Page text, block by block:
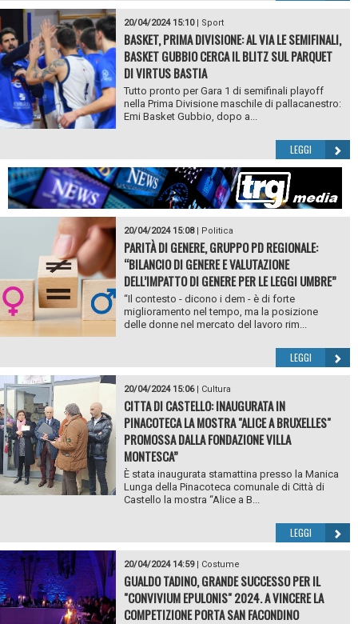
20/04/2024 15:10| Sport
BASKET, PRIMA DIVISIONE: AL VIA LE SEMIFINALI,
BASKET GUBBIO CERCA IL BLITZ SUL PARQUET
DI VIRTUS BASTIA
Tutto pronto per Gara 1 di semifinali playoff
nella Prima Divisione maschile di pallacanestro:
Emi Basket Gubbio, dopo a...
LEGGI
20/04/2024 15:08| Politica
PARITÀ DI GENERE, GRUPPO PD REGIONALE:
“BILANCIO DI GENERE E VALUTAZIONE
DELL’IMPATTO DI GENERE PER LE LEGGI UMBRE”
“Il contesto - dicono i dem - è di forte
miglioramento nel tempo, ma la posizione
delle donne nel mercato del lavoro rim...
LEGGI
20/04/2024 15:06| Cultura
CITTA DI CASTELLO: INAUGURATA IN
PINACOTECA LA MOSTRA "ALICE A BRUXELLES"
PROMOSSA DALLA FONDAZIONE VILLA
MONTESCA”
È stata inaugurata stamattina presso la Manica
Lunga della Pinacoteca comunale di Città di
Castello la mostra “Alice a B...
LEGGI
20/04/2024 14:59| Costume
GUALDO TADINO, GRANDE SUCCESSO PER IL
"CONVIVIUM EPULONIS" 2024. A VINCERE LA
COMPETIZIONE PORTA SAN FACONDINO